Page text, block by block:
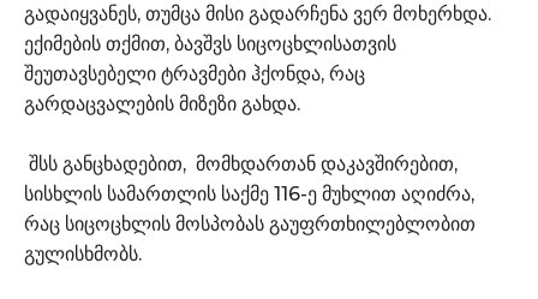
გადაიყვანეს, თუმცა მისი გადარჩენა ვერ მოხერხდა.
ექიმების თქმით, ბავშვს სიცოცხლისათვის
შეუთავსებელი ტრავმები ჰქონდა, რაც
გარდაცვალების მიზეზი გახდა.
შსს განცხადებით, მომხდართან დაკავშირებით,
სისხლის სამართლის საქმე 116-ე მუხლით აღიძრა,
რაც სიცოცხლის მოსპობას გაუფრთხილებლობით
გულისხმობს.